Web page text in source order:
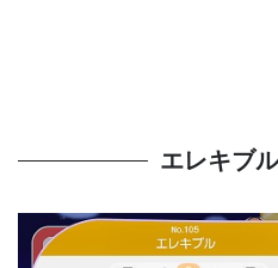
エレキブ